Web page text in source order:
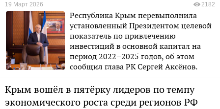
19 Март 2026 2182
Республика Крым перевыполнила
установленный Президентом целевой
показатель по привлечению
инвестиций в основной капитал на
период 2022–2025 годов, об этом
сообщил глава РК Сергей Аксёнов.
Крым вошёл в пятёрку лидеров по темпу
экономического роста среди регионов РФ